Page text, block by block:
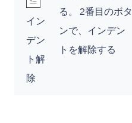
イン
デン
ト解
除
る。 2番目のボタ
ンで、インデン
トを解除する